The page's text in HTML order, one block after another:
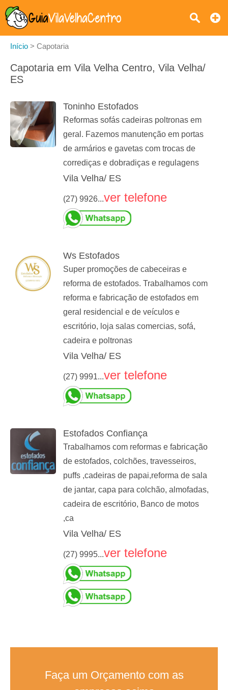
Início > Capotaria
Capotaria em Vila Velha Centro, Vila Velha/
ES
Toninho Estofados
Reformas sofás cadeiras poltronas em
geral. Fazemos manutenção em portas
de armários e gavetas com trocas de
corrediças e dobradiças e regulagens
Vila Velha/ ES
(27) 9926...ver telefone
Ws Estofados
Super promoções de cabeceiras e
reforma de estofados. Trabalhamos com
reforma e fabricação de estofados em
geral residencial e de veículos e
escritório, loja salas comercias, sofá,
cadeira e poltronas
Vila Velha/ ES
(27) 9991...ver telefone
Estofados Confiança
Trabalhamos com reformas e fabricação
de estofados, colchões, travesseiros,
puffs ,cadeiras de papai,reforma de sala
de jantar, capa para colchão, almofadas,
cadeira de escritório, Banco de motos
,ca
Vila Velha/ ES
(27) 9995...ver telefone
Faça um Orçamento com as